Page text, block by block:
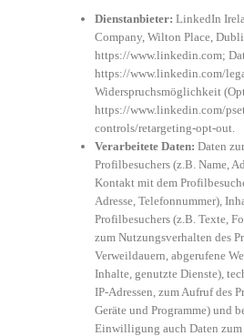
Dienstanbieter: LinkedIn
Company, Wilton Place,
https://www.linkedin.com;
https://www.linkedin.com/
Widerspruchsmöglichkeit
https://www.linkedin.com/
controls/retargeting-opt-out
Verarbeitete Daten: Daten
Profilbesuchers (z.B. Name,
Kontakt mit dem
Adresse, Telefonnummer),
Profilbesuchers (z.B. Texte,
zum Nutzungsverhalten des
Verweildauern, abgerufene
Inhalte, genutzte Dienste),
IP-Adressen, zum Aufruf des
Geräte und Programme) und
Einwilligung auch Daten zum